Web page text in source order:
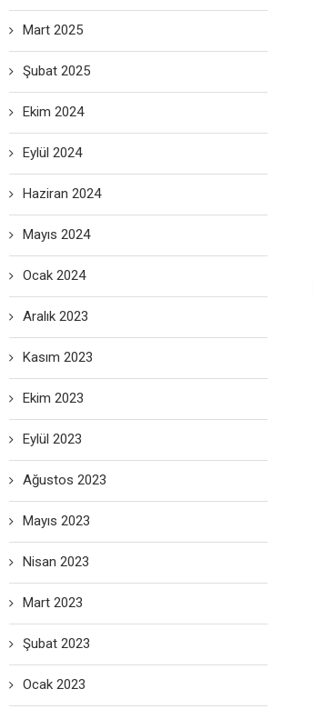
Mart 2025
Şubat 2025
Ekim 2024
Eylül 2024
Haziran 2024
Mayıs 2024
Ocak 2024
Aralık 2023
Kasım 2023
Ekim 2023
Eylül 2023
Ağustos 2023
Mayıs 2023
Nisan 2023
Mart 2023
Şubat 2023
Ocak 2023